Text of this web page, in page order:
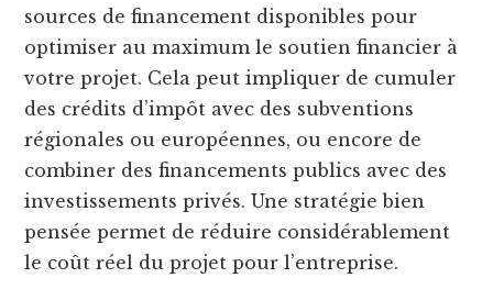
sources de financement disponibles pour
optimiser au maximum le soutien financier à
votre projet. Cela peut impliquer de cumuler
des crédits d’impôt avec des subventions
régionales ou européennes, ou encore de
combiner des financements publics avec des
investissements privés. Une stratégie bien
pensée permet de réduire considérablement
le coût réel du projet pour l’entreprise.